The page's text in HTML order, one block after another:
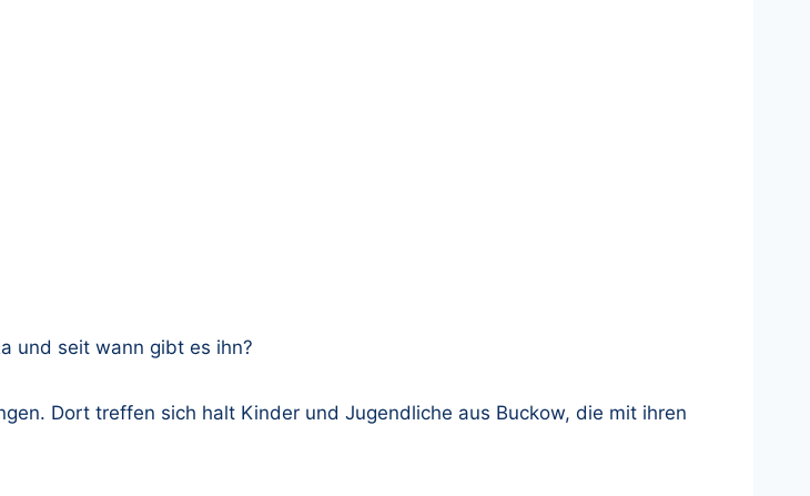
und seit wann gibt es ihn?
Dort treffen sich halt Kinder und Jugendliche aus Buckow, die mit ihren